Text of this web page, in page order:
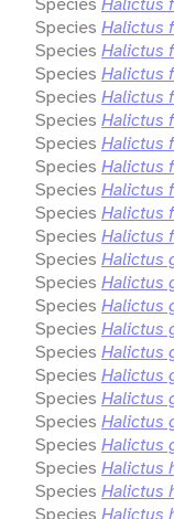
Species Halictus
Species Halictus
Species Halictus
Species Halictus
Species Halictus
Species Halictus
Species Halictus
Species Halictus
Species Halictus
Species Halictus
Species Halictus
Species Halictus
Species Halictus
Species Halictus
Species Halictus
Species Halictus
Species Halictus
Species Halictus
Species Halictus
Species Halictus
Species Halictus
Species Halictus